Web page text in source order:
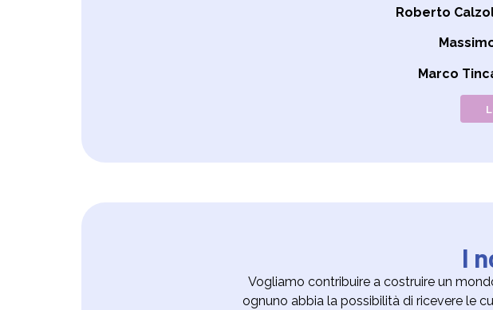
Roberto
Marco
I
Vogliamo contribuire a costruire un
ognuno abbia la possibilità di ricevere le